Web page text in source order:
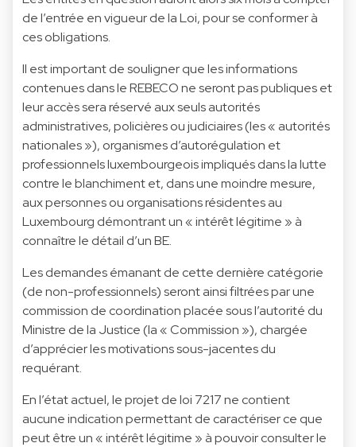
de l’entrée en vigueur de la Loi, pour se conformer à
ces obligations.
Il est important de souligner que les informations
contenues dans le REBECO ne seront pas publiques et
leur accès sera réservé aux seuls autorités
administratives, policières ou judiciaires (les « autorités
nationales »), organismes d’autorégulation et
professionnels luxembourgeois impliqués dans la lutte
contre le blanchiment et, dans une moindre mesure,
aux personnes ou organisations résidentes au
Luxembourg démontrant un « intérêt légitime » à
connaître le détail d’un BE.
Les demandes émanant de cette dernière catégorie
(de non-professionnels) seront ainsi filtrées par une
commission de coordination placée sous l’autorité du
Ministre de la Justice (la « Commission »), chargée
d’apprécier les motivations sous-jacentes du
requérant.
En l’état actuel, le projet de loi 7217 ne contient
aucune indication permettant de caractériser ce que
peut être un « intérêt légitime » à pouvoir consulter le